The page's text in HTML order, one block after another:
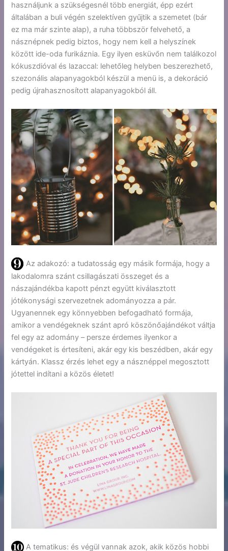
használjunk a szükségesnél több energiát, épp ezért
általában a buli végén szelektíven gyűjtik a szemetet (bár
ez ma már szinte alap), a ruha többször felvehető, a
násznépnek pedig biztos, hogy nem kell a helyszínek
között ide-oda furikáznia. Egy ilyen esküvőn nem találkozol
kókuszdióval és lazaccal: lehetőleg helyben beszerezhető,
szezonális alapanyagokból készül a menü is, a dekoráció
pedig újrahasznosított alapanyagokból áll.
Az adakozó: a tudatosság egy másik formája, hogy a
lakodalomra szánt csillagászati összeget és a
nászajándékba kapott pénzt együtt kiválasztott
jótékonysági szervezetnek adományozza a pár.
Ugyanennek egy könnyebben befogadható formája,
amikor a vendégeknek szánt apró köszönőajándékot váltja
fel egy az adomány – persze érdemes ilyenkor a
vendégeket is értesíteni, akár egy kis beszédben, akár egy
kártyán. Klassz érzés lehet egy a násznéppel megosztott
jótettel indítani a közös életet!
A tematikus: és végül vannak azok, akik közös hobbi